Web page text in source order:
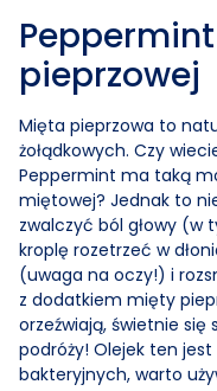
pieprzowej
Mięta pieprzowa to
żołądkowych. Czy
Peppermint ma taką
miętowej? Jednak to
zwalczyć ból głowy
kroplę rozetrzeć w
(uwaga na oczy!) i
z dodatkiem mięty
orzeźwiają, świetnie się
podróży! Olejek ten
bakteryjnych, warto